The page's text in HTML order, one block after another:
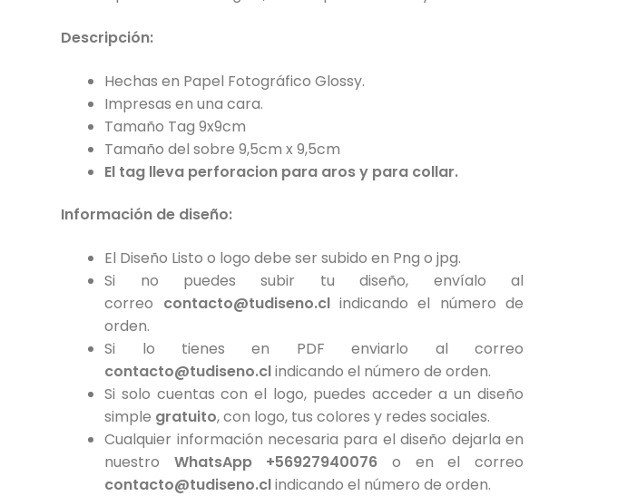
Descripción:
Hechas en Papel Fotográfico Glossy.
Impresas en una cara.
Tamaño Tag 9x9cm
Tamaño del sobre 9,5cm x 9,5cm
El tag lleva perforacion para aros y para collar.
Información de diseño:
El Diseño Listo o logo debe ser subido en Png o jpg.
Si no puedes subir tu diseño, envíalo al
correo contacto@tudiseno.cl indicando el número de
orden.
Si lo tienes en PDF enviarlo al correo
contacto@tudiseno.clindicando el número de orden.
Si solo cuentas con el logo, puedes acceder a un diseño
simple gratuito, con logo, tus colores y redes sociales.
Cualquier información necesaria para el diseño dejarla en
nuestro WhatsApp +56927940076o en el correo
contacto@tudiseno.clindicando el número de orden.